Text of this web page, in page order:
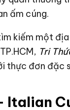
ấm cúng.
kiếm một
Tri
thực đơn đặc
Italian